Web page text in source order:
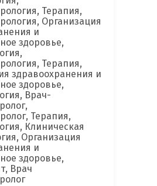
Терапия,
Организация
и
здоровье,
Терапия,
здравоохранения и
здоровье,
Врач-
Терапия,
Клиническая
Организация
и
здоровье,
Врач